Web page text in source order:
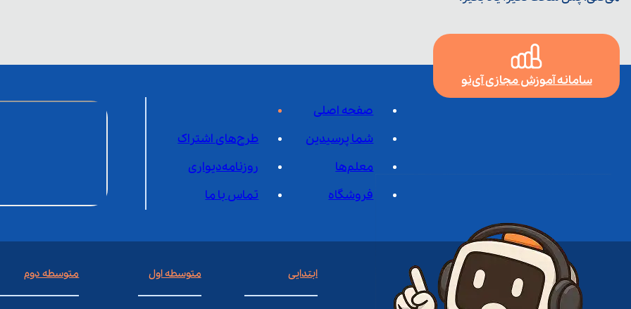
سامانه آموزش مجازی آی‌نو
صفحه اصلی
شما پرسیدین
طرح‌های اشتراک
معلم‌ها
روزنامه‌دیواری
فروشگاه
تماس با ما
ابتدایی متوسطه اول متوسطه دوم